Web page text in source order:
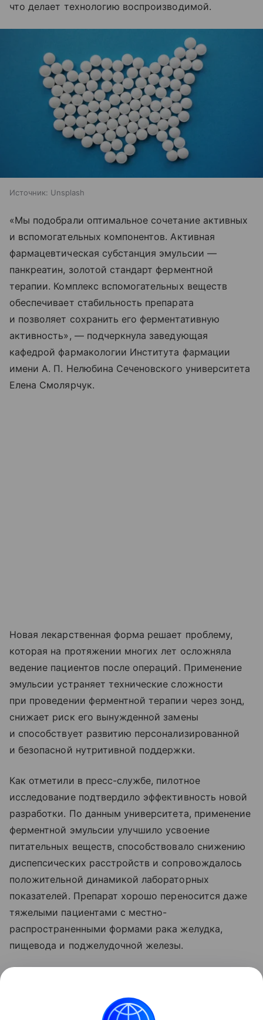
что делает технологию воспроизводимой.
Источник: Unsplash
«Мы подобрали оптимальное сочетание активных
и вспомогательных компонентов. Активная
фармацевтическая субстанция эмульсии —
панкреатин, золотой стандарт ферментной
терапии. Комплекс вспомогательных веществ
обеспечивает стабильность препарата
и позволяет сохранить его ферментативную
активность», — подчеркнула заведующая
кафедрой фармакологии Института фармации
имени А. П. Нелюбина Сеченовского университета
Елена Смолярчук.
Новая лекарственная форма решает проблему,
которая на протяжении многих лет осложняла
ведение пациентов после операций. Применение
эмульсии устраняет технические сложности
при проведении ферментной терапии через зонд,
снижает риск его вынужденной замены
и способствует развитию персонализированной
и безопасной нутритивной поддержки.
Как отметили в пресс-службе, пилотное
исследование подтвердило эффективность новой
разработки. По данным университета, применение
ферментной эмульсии улучшило усвоение
питательных веществ, способствовало снижению
диспепсических расстройств и сопровождалось
положительной динамикой лабораторных
показателей. Препарат хорошо переносится даже
тяжелыми пациентами с местно-
распространенными формами рака желудка,
пищевода и поджелудочной железы.
«Молодежь и дети».